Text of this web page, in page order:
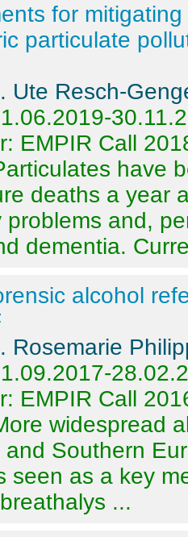
for
particulate
Ute Resch-
EMPIR Call
have
deaths a year
problems and,
dementia.
alcohol
Rosemarie
EMPIR Call
widespread
Southern
seen as a key
...